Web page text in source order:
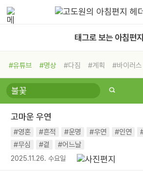
태그로 보는 아침편지
#유튜브 #명상 #다짐 #계획 #바이러스
#비전캠프
#독서캠프 #삶
#희망
#나눔 #친구 #링컨학교
#독서
#건강
고마운 우연
#영혼 #흔적 #운명 #우연 #인연
#무심
#곁 #어느날
2025.11.26. 수요일